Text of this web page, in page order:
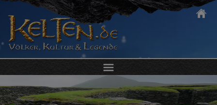
DIE KELTEN
KULTUR & ALLTAG